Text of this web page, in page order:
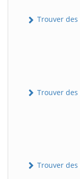
Trouver
Trouver
Trouver